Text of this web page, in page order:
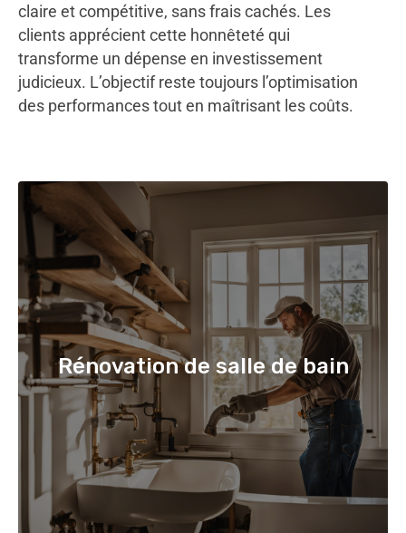
claire et compétitive, sans frais cachés. Les
clients apprécient cette honnêteté qui
transforme un dépense en investissement
judicieux. L’objectif reste toujours l’optimisation
des performances tout en maîtrisant les coûts.
Rénovation de salle de bain